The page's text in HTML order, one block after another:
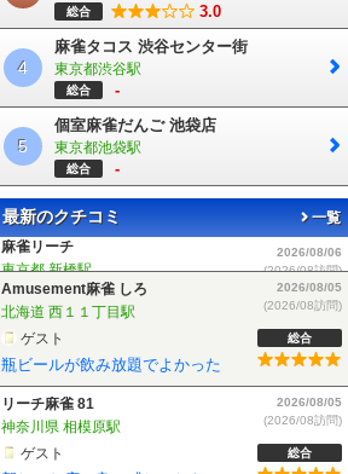
総合 3.0
4
麻雀タコス 渋谷センター街
東京都渋谷駅
総合 -
5
個室麻雀だんご 池袋店
東京都池袋駅
総合 -
最新のクチコミ 一覧
Amusement麻雀 しろ
北海道 西１１丁目駅
ゲスト
2026/08/05
(2026/08訪問)
総合
瓶ビールが飲み放題でよかった
リーチ麻雀 81
神奈川県 相模原駅
ゲスト
2026/08/05
(2026/08訪問)
総合
新しいお店で良い感じでした